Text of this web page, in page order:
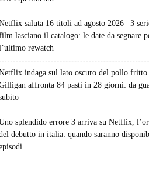
saluta 16 titoli ad agosto 2026 | 3
lasciano il catalogo: le date da segnare
rewatch
indaga sul lato oscuro del pollo
affronta 84 pasti in 28 giorni: da
splendido errore 3 arriva su Netflix,
debutto in italia: quando saranno